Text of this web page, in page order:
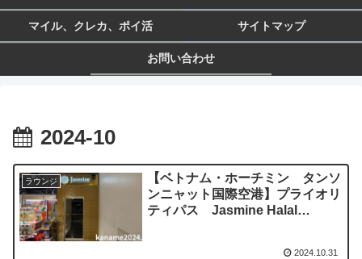
マイル、クレカ、ポイ活 サイトマップ
お問い合わせ
2024-10
ラウンジ
【ベトナム・ホーチミン タンソ
ンニャット国際空港】プライオリ
ティパス Jasmine Halal
2024.10.31